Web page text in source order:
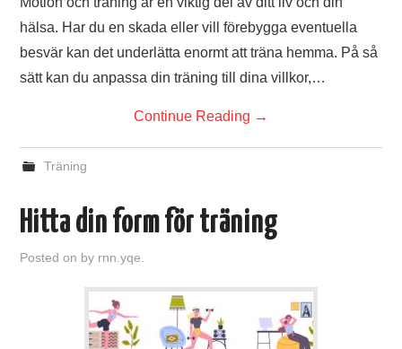
hälsa. Har du en skada eller vill förebygga eventuella
besvär kan det underlätta enormt att träna hemma. På så
sätt kan du anpassa din träning till dina villkor,…
Continue Reading →
Träning
Hitta din form för träning
Posted on by rnn.yqe.